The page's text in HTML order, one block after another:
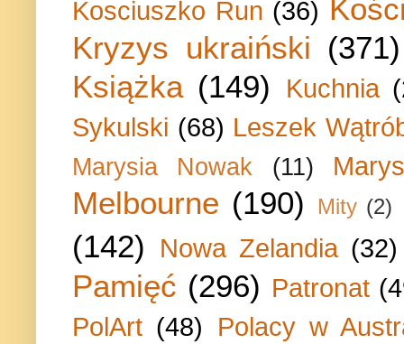
Kosciuszko Run (36)
Kryzys ukraiński (371)
Książka (149) Kuchnia
Sykulski (68) Leszek
Marysia Nowak (11)
Melbourne (190) Mity (2)
(142) Nowa Zelandia (32)
Pamięć (296) Patronat
PolArt (48) Polacy w